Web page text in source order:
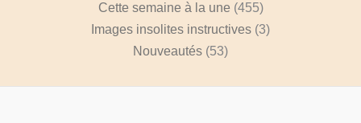
Cette semaine à la une (455)
Images insolites instructives (3)
Nouveautés (53)